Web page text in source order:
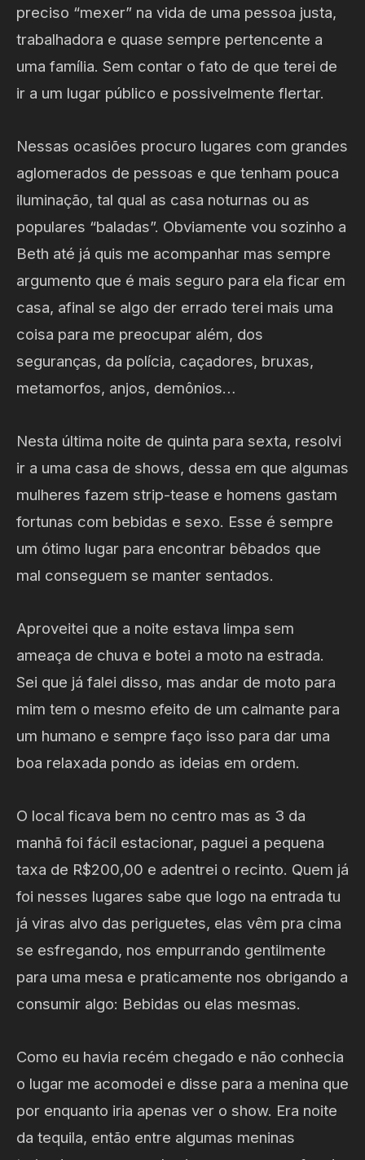
preciso “mexer” na vida de uma pessoa justa,
trabalhadora e quase sempre pertencente a
uma família. Sem contar o fato de que terei de
ir a um lugar público e possivelmente flertar.
Nessas ocasiões procuro lugares com grandes
aglomerados de pessoas e que tenham pouca
iluminação, tal qual as casa noturnas ou as
populares “baladas”. Obviamente vou sozinho a
Beth até já quis me acompanhar mas sempre
argumento que é mais seguro para ela ficar em
casa, afinal se algo der errado terei mais uma
coisa para me preocupar além, dos
seguranças, da polícia, caçadores, bruxas,
metamorfos, anjos, demônios…
Nesta última noite de quinta para sexta, resolvi
ir a uma casa de shows, dessa em que algumas
mulheres fazem strip-tease e homens gastam
fortunas com bebidas e sexo. Esse é sempre
um ótimo lugar para encontrar bêbados que
mal conseguem se manter sentados.
Aproveitei que a noite estava limpa sem
ameaça de chuva e botei a moto na estrada.
Sei que já falei disso, mas andar de moto para
mim tem o mesmo efeito de um calmante para
um humano e sempre faço isso para dar uma
boa relaxada pondo as ideias em ordem.
O local ficava bem no centro mas as 3 da
manhã foi fácil estacionar, paguei a pequena
taxa de R$200,00 e adentrei o recinto. Quem já
foi nesses lugares sabe que logo na entrada tu
já viras alvo das periguetes, elas vêm pra cima
se esfregando, nos empurrando gentilmente
para uma mesa e praticamente nos obrigando a
consumir algo: Bebidas ou elas mesmas.
Como eu havia recém chegado e não conhecia
o lugar me acomodei e disse para a menina que
por enquanto iria apenas ver o show. Era noite
da tequila, então entre algumas meninas